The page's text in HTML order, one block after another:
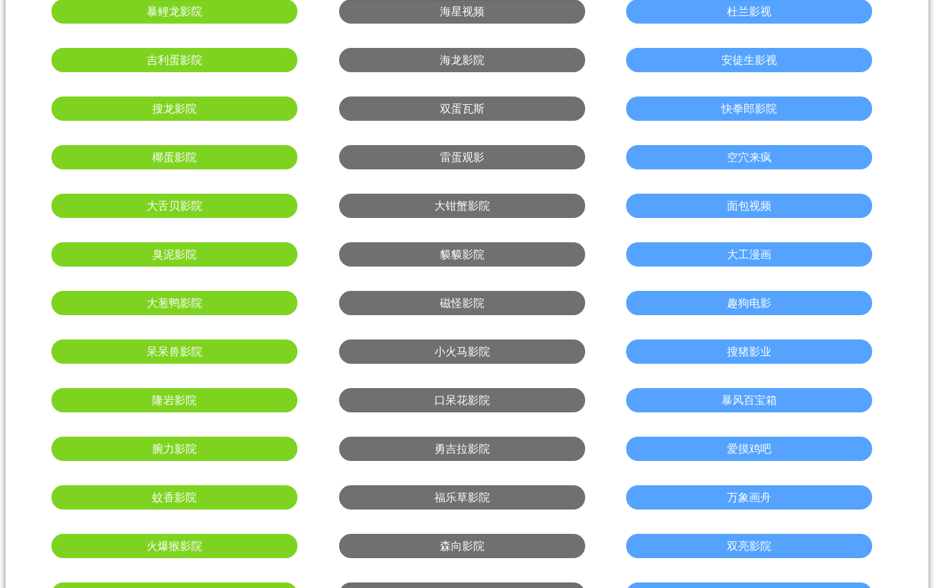
暴鲤龙影院 海星视频 杜兰影视
吉利蛋影院 海龙影院 安徒生影视
搜龙影院 双蛋瓦斯 快拳郎影院
椰蛋影院 雷蛋观影 空穴来疯
大舌贝影院 大钳蟹影院 面包视频
臭泥影院 貘貘影院 大工漫画
大葱鸭影院 磁怪影院 趣狗电影
呆呆兽影院 小火马影院 搜猪影业
隆岩影院 口呆花影院 暴风百宝箱
腕力影院 勇吉拉影院 爱摸鸡吧
蚊香影院 福乐草影院 万象画舟
火爆猴影院 森向影院 双亮影院